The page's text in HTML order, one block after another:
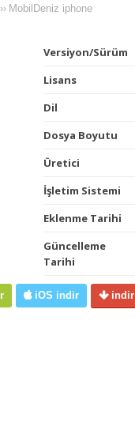
›› MobilDeniz iphone
Versiyon/Sürüm
Lisans
Dil
Dosya Boyutu
Üretici
İşletim Sistemi
Eklenme Tarihi
Güncelleme
Tarihi
indir
iOS indir